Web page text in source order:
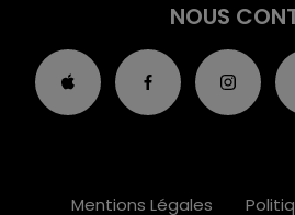
NOUS
Mentions Légales